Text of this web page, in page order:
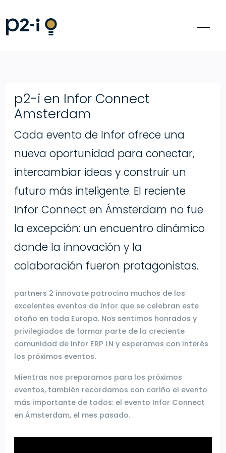
p2-i en Infor Connect
Amsterdam
Cada evento de Infor ofrece una
nueva oportunidad para conectar,
intercambiar ideas y construir un
futuro más inteligente. El reciente
Infor Connect en Ámsterdam no fue
la excepción: un encuentro dinámico
donde la innovación y la
colaboración fueron protagonistas.
partners 2 innovate patrocina muchos de los
excelentes eventos de Infor que se celebran este
otoño en toda Europa. Nos sentimos honrados y
privilegiados de formar parte de la creciente
comunidad de Infor ERP LN y esperamos con interés
los próximos eventos.
Mientras nos preparamos para los próximos
eventos, también recordamos con cariño el evento
más importante de todos: el evento Infor Connect
en Ámsterdam, el mes pasado.